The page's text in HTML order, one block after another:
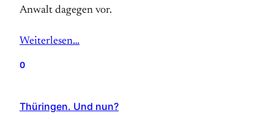
Anwalt dagegen vor.
Weiterlesen…
0
Thüringen. Und nun?